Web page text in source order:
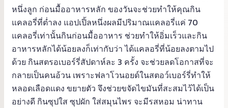
หนึ่งลูก ก่อนมื้ออาหารหลัก ของวันจะช่วยทำให้คุณกิน
แคลอรี่ที่ต่ำลง แอปเปิ้ลหนึ่งผลมีปริมาณแคลอรี่แค่ 70
แคลอรี่เท่านั้นกินก่อนมื้ออาหาร ช่วยทำให้อิ่มเร็วและกิน
อาหารหลักได้น้อยลงก็เท่ากับว่า ได้แคลอรี่ที่น้อยลงตามไป
ด้วย กินสตรอเบอร์รี่สัปดาห์ละ 3 ครั้ง จะช่วยลดโอกาสที่จะ
กลายเป็นคนอ้วน เพราะฟลาโวนอยด์ในสตอว์เบอร์รี่ทำให้
หลอดเลือดแดง ขยายตัว จึงช่วยขจัดไขมันที่สะสมไว้ได้เป็น
อย่างดี กินซุปใส ซุปผัก ใส่สมุนไพร จะมีรสหอม น่าทาน